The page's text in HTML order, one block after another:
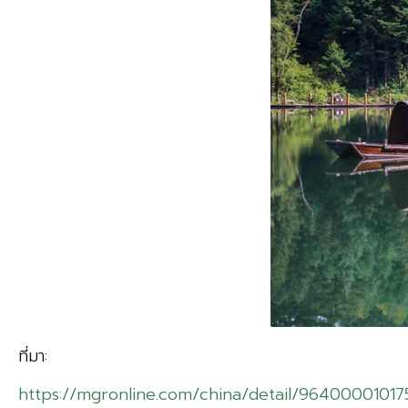
ที่มา:
https://mgronline.com/china/detail/